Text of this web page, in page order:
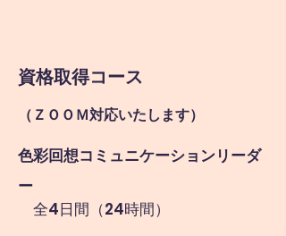
​資格取得コース
（ＺＯＯＭ対応いたします）
色彩回想コミュニケーションリーダ
ー
全4日間（24時間）